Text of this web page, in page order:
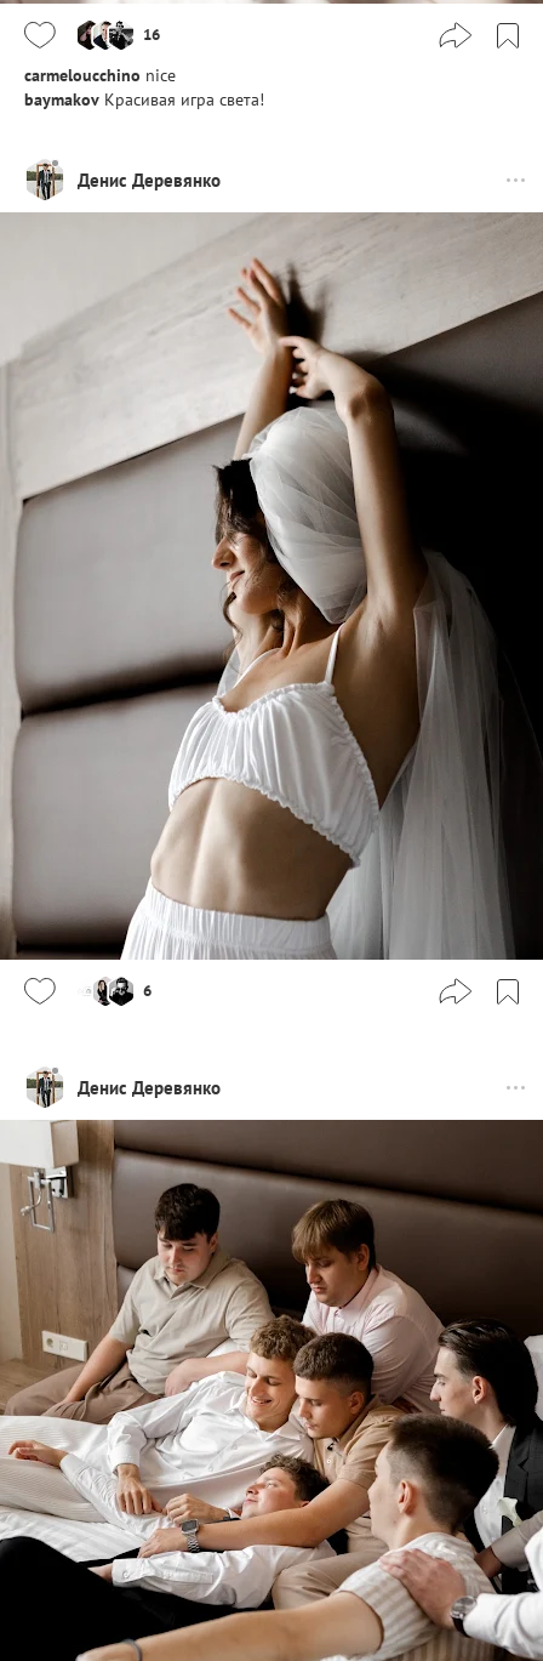
16
carmeloucchino nice
baymakov Красивая игра света!
Денис Деревянко
6
Денис Деревянко